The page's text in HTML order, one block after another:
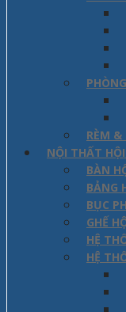
RÈM &
NỘI THẤT
BÀN
BẢNG
BỤC
GHẾ
HỆ
HỆ